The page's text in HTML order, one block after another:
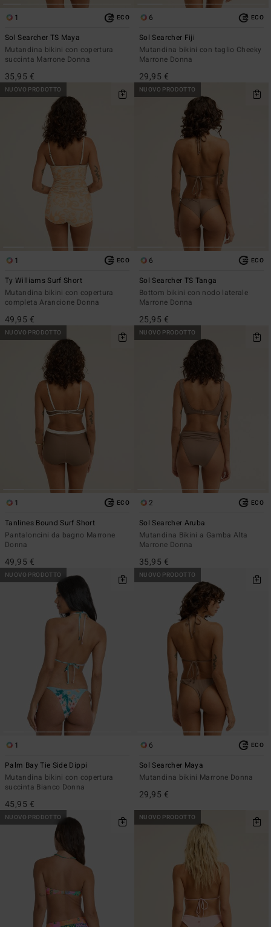
1 ECO
Sol Searcher TS Maya
Mutandina bikini con copertura
succinta Marrone Donna
35,95 €
6 ECO
Sol Searcher Fiji
Mutandina bikini con taglio Cheeky
Marrone Donna
29,95 €
NUOVO PRODOTTO
1 ECO
Ty Williams Surf Short
Mutandina bikini con copertura
completa Arancione Donna
49,95 €
NUOVO PRODOTTO
6 ECO
Sol Searcher TS Tanga
Bottom bikini con nodo laterale
Marrone Donna
25,95 €
NUOVO PRODOTTO
1 ECO
Tanlines Bound Surf Short
Pantaloncini da bagno Marrone
Donna
49,95 €
NUOVO PRODOTTO
2 ECO
Sol Searcher Aruba
Mutandina Bikini a Gamba Alta
Marrone Donna
35,95 €
NUOVO PRODOTTO
1
Palm Bay Tie Side Dippi
Mutandina bikini con copertura
succinta Bianco Donna
45,95 €
NUOVO PRODOTTO
6 ECO
Sol Searcher Maya
Mutandina bikini Marrone Donna
29,95 €
NUOVO PRODOTTO NUOVO PRODOTTO